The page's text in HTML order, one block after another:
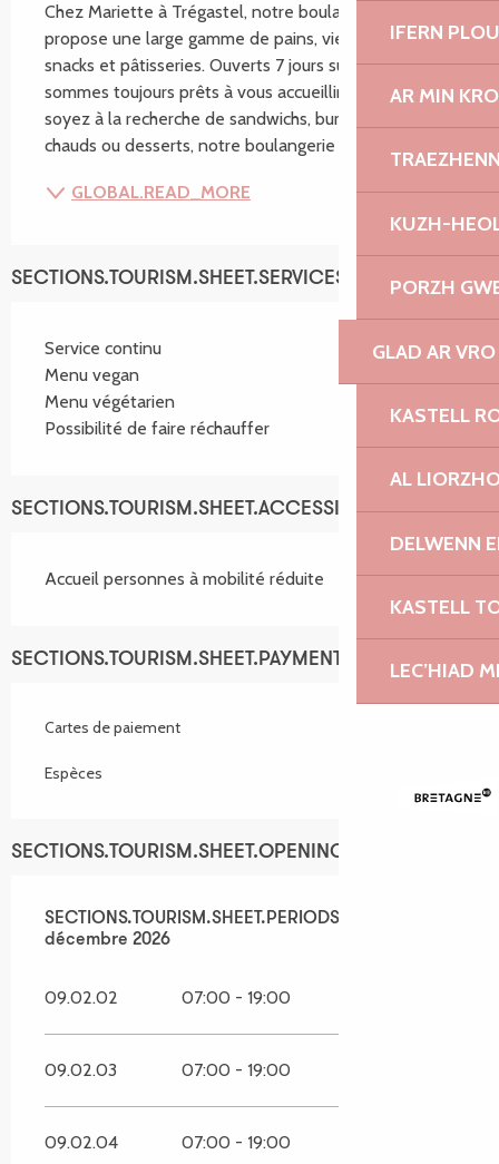
IFERN
AR MIN
KUZH-
PORZH
GLAD AR VRO
KASTELL
AL
DELWENN
KASTELL
LEC’HIAD
Chez Mariette à Trégastel, notre boulangerie vous
propose une large gamme de pains, viennoiseries,
snacks et pâtisseries. Ouverts 7 jours sur 7, nous
sommes toujours prêts à vous accueillir. Que vous
soyez à la recherche de sandwichs, burgers, plats
chauds ou desserts, notre boulangerie est...
GLOBAL.READ_MORE
SECTIONS.TOURISM.SHEET.SERVICES
Service continu
Menu vegan
Menu végétarien
Possibilité de faire réchauffer
SECTIONS.TOURISM.SHEET.ACCESSIBILITY_SERVICES
Accueil personnes à mobilité réduite
SECTIONS.TOURISM.SHEET.PAYMENTS_METHODS
Cartes de paiement
Espèces
SECTIONS.TOURISM.SHEET.OPENINGS
SECTIONS.TOURISM.SHEET.PERIODS.FROM
SECTIONS.TOURISM.SHEET.PERIODS.UNTIL_LONG
décembre 2026
09.02.02 07:00 - 19:00
09.02.03 07:00 - 19:00
09.02.04 07:00 - 19:00